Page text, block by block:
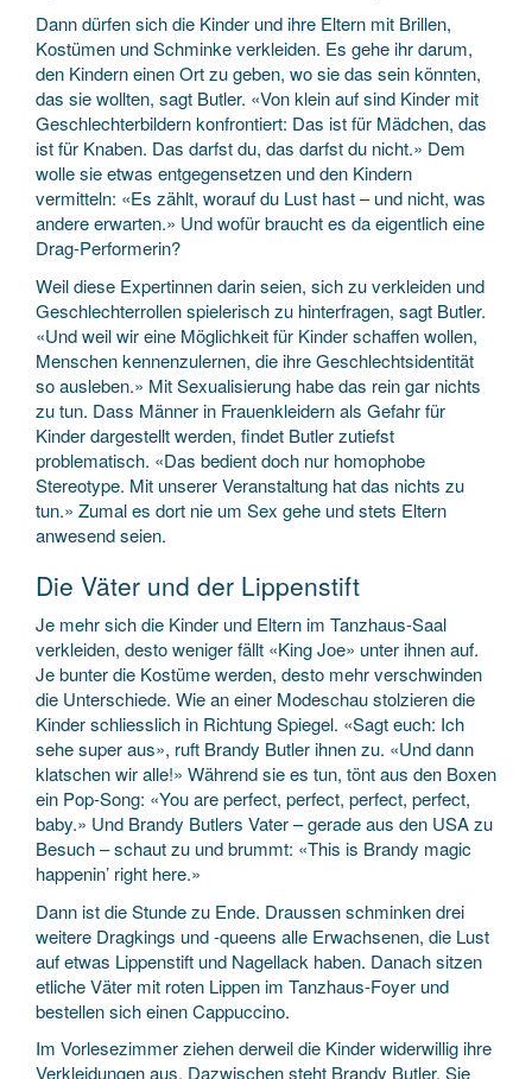
Dann dürfen sich die Kinder und ihre Eltern mit Brillen,
Kostümen und Schminke verkleiden. Es gehe ihr darum,
den Kindern einen Ort zu geben, wo sie das sein könnten,
das sie wollten, sagt Butler. «Von klein auf sind Kinder mit
Geschlechterbildern konfrontiert: Das ist für Mädchen, das
ist für Knaben. Das darfst du, das darfst du nicht.» Dem
wolle sie etwas entgegensetzen und den Kindern
vermitteln: «Es zählt, worauf du Lust hast – und nicht, was
andere erwarten.» Und wofür braucht es da eigentlich eine
Drag-Performerin?
Weil diese Expertinnen darin seien, sich zu verkleiden und
Geschlechterrollen spielerisch zu hinterfragen, sagt Butler.
«Und weil wir eine Möglichkeit für Kinder schaffen wollen,
Menschen kennenzulernen, die ihre Geschlechtsidentität
so ausleben.» Mit Sexualisierung habe das rein gar nichts
zu tun. Dass Männer in Frauenkleidern als Gefahr für
Kinder dargestellt werden, findet Butler zutiefst
problematisch. «Das bedient doch nur homophobe
Stereotype. Mit unserer Veranstaltung hat das nichts zu
tun.» Zumal es dort nie um Sex gehe und stets Eltern
anwesend seien.
Die Väter und der Lippenstift
Je mehr sich die Kinder und Eltern im Tanzhaus-Saal
verkleiden, desto weniger fällt «King Joe» unter ihnen auf.
Je bunter die Kostüme werden, desto mehr verschwinden
die Unterschiede. Wie an einer Modeschau stolzieren die
Kinder schliesslich in Richtung Spiegel. «Sagt euch: Ich
sehe super aus», ruft Brandy Butler ihnen zu. «Und dann
klatschen wir alle!» Während sie es tun, tönt aus den Boxen
ein Pop-Song: «You are perfect, perfect, perfect, perfect,
baby.» Und Brandy Butlers Vater – gerade aus den USA zu
Besuch – schaut zu und brummt: «This is Brandy magic
happenin’ right here.»
Dann ist die Stunde zu Ende. Draussen schminken drei
weitere Dragkings und -queens alle Erwachsenen, die Lust
auf etwas Lippenstift und Nagellack haben. Danach sitzen
etliche Väter mit roten Lippen im Tanzhaus-Foyer und
bestellen sich einen Cappuccino.
Im Vorlesezimmer ziehen derweil die Kinder widerwillig ihre
Verkleidungen aus. Dazwischen steht Brandy Butler. Sie